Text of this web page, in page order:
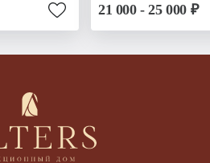
21 000 - 25 000 ₽